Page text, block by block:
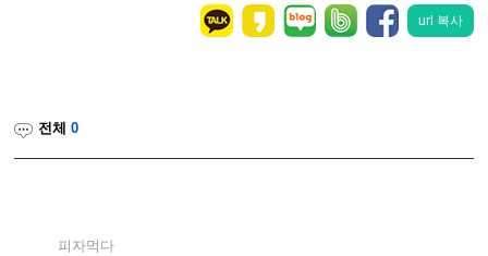
url 복사
전체0
피자먹다